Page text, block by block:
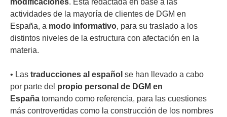
modificaciones. Está redactada en base a las
actividades de la mayoría de clientes de DGM en
España, a modo informativo, para su traslado a los
distintos niveles de la estructura con afectación en la
materia.
• Las traducciones al español se han llevado a cabo
por parte del propio personal de DGM en
España tomando como referencia, para las cuestiones
más controvertidas como la construcción de los nombres